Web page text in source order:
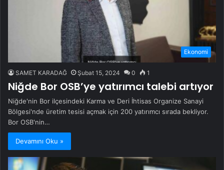
Ekonomi
SAMET KARADAĞ Şubat 15, 2024 0 1
Niğde Bor OSB’ye yatırımcı talebi artıyor
Niğde'nin Bor ilçesindeki Karma ve Deri İhtisas Organize Sanayi
Bölgesi'nde üretim tesisi açmak için 200 yatırımcı sırada bekliyor.
Bor OSB'nin…
Devamını Oku »